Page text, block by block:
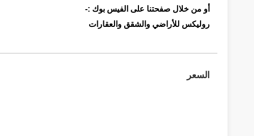
أو من خلال صفحتنا على الفيس بوك :-
روليكس للأراضي والشقق والعقارات
السعر